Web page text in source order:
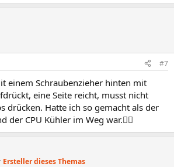
#7
einem Schraubenzieher hinten mit
eine Seite reicht, musst nicht
drücken. Hatte ich so gemacht als der
der CPU Kühler im Weg war.☝🏻
Ersteller dieses Themas